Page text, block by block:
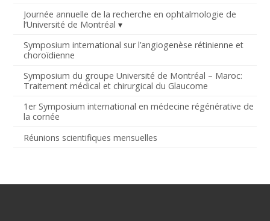
Journée annuelle de la recherche en ophtalmologie de
l’Université de Montréal
Symposium international sur l’angiogenèse rétinienne et
choroïdienne
Symposium du groupe Université de Montréal – Maroc:
Traitement médical et chirurgical du Glaucome
1er Symposium international en médecine régénérative de
la cornée
Réunions scientifiques mensuelles